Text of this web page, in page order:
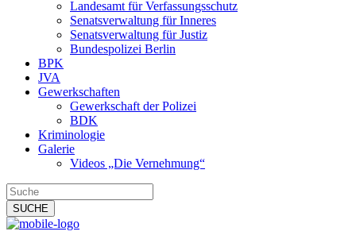
Landesamt für Verfassungsschutz
Senatsverwaltung für Inneres
Senatsverwaltung für Justiz
Bundespolizei Berlin
BPK
JVA
Gewerkschaften
Gewerkschaft der Polizei
BDK
Kriminologie
Galerie
Videos „Die Vernehmung“